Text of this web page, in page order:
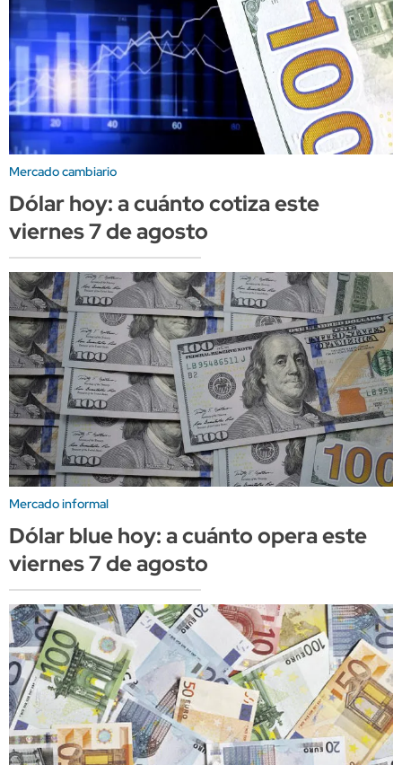
Mercado cambiario
Dólar hoy: a cuánto cotiza este
viernes 7 de agosto
Mercado informal
Dólar blue hoy: a cuánto opera este
viernes 7 de agosto